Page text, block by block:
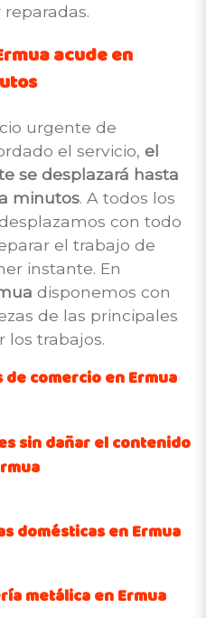
acude en
urgente de
el servicio, el
se desplazará hasta
minutos. A todos los
con todo
el trabajo de
instante. En
disponemos con
de las principales
los trabajos.
comercio en Ermua
sin dañar el contenido
domésticas en Ermua
metálica en Ermua